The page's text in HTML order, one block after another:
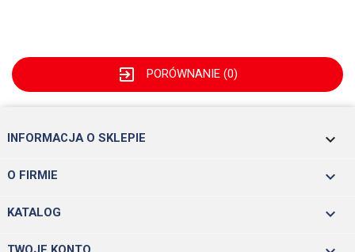
exit_to_app PORÓWNANIE (0)
INFORMACJA O SKLEPIE keyboard_arrow_down
O FIRMIE 
KATALOG 